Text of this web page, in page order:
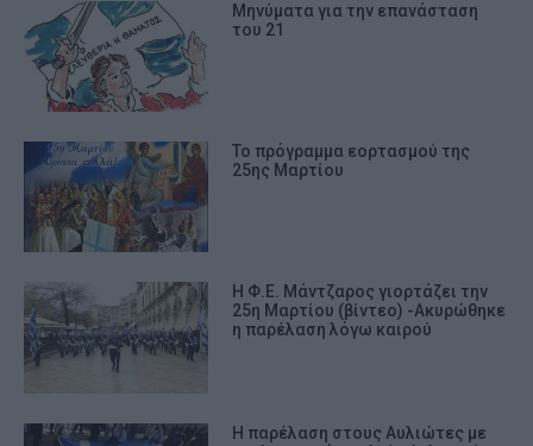
Μηνύματα για την επανάσταση
του 21
Το πρόγραμμα εορτασμού της
25ης Μαρτίου
Η Φ.Ε. Μάντζαρος γιορτάζει την
25η Μαρτίου (βίντεο) -Ακυρώθηκε
η παρέλαση λόγω καιρού
Η παρέλαση στους Αυλιώτες με